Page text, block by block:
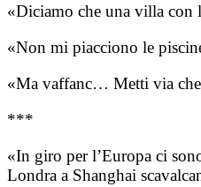
«Diciamo che una villa con
«Non mi piacciono le
«Ma vaffanc… Metti via che
***
«In giro per l’Europa ci
Londra a Shanghai